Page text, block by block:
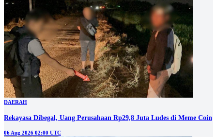
DAERAH
Rekayasa Dibegal, Uang Perusahaan Rp29,8 Juta Ludes di Meme Coin
06 Aug 2026 02:00 UTC